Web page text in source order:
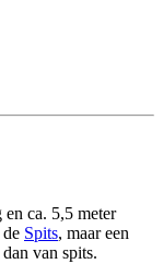
en ca. 5,5 meter
Spits, maar een
dan van spits.